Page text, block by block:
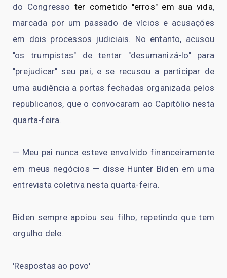
do Congresso ter cometido "erros" em sua vida,
marcada por um passado de vícios e acusações
em dois processos judiciais. No entanto, acusou
"os trumpistas" de tentar "desumanizá-lo" para
"prejudicar" seu pai, e se recusou a participar de
uma audiência a portas fechadas organizada pelos
republicanos, que o convocaram ao Capitólio nesta
quarta-feira.
— Meu pai nunca esteve envolvido financeiramente
em meus negócios — disse Hunter Biden em uma
entrevista coletiva nesta quarta-feira.
Biden sempre apoiou seu filho, repetindo que tem
orgulho dele.
'Respostas ao povo'